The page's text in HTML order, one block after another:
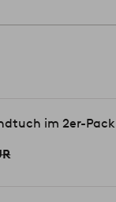
im 2er-Pack